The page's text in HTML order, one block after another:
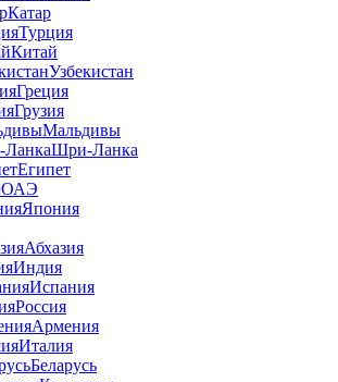
Катар
Турция
Китай
Узбекистан
Греция
Грузия
Мальдивы
Шри-Ланка
Египет
ОАЭ
Япония
Абхазия
Индия
Испания
Россия
Армения
Италия
Беларусь